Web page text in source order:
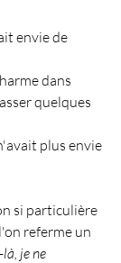
envie de
dans
quelques
plus envie
si particulière
referme un
je ne